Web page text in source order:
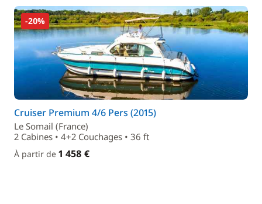
-20%
Cruiser Premium 4/6 Pers (2015)
Le Somail (France)
2 Cabines • 4+2 Couchages • 36 ft
À partir de 1 458 €